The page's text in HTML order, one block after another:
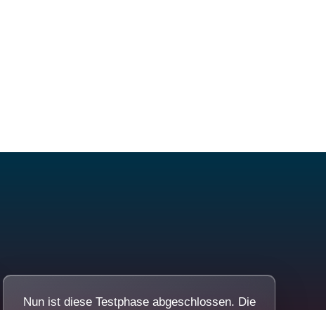
Nun ist diese Testphase abgeschlossen. Die